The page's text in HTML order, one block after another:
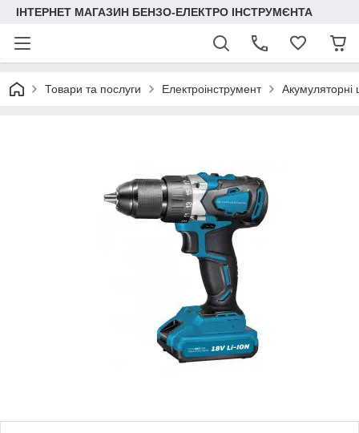
ІНТЕРНЕТ МАГАЗИН БЕНЗО-ЕЛЕКТРО ІНСТРУМЄНТА
Товари та послуги Електроінструмент Акумуляторні